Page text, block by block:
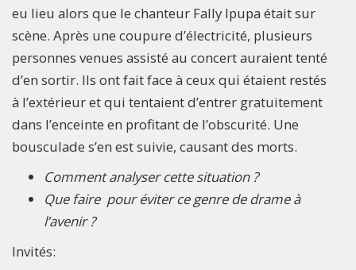
eu lieu alors que le chanteur Fally Ipupa était sur
scène. Après une coupure d’électricité, plusieurs
personnes venues assisté au concert auraient tenté
d’en sortir. Ils ont fait face à ceux qui étaient restés
à l’extérieur et qui tentaient d’entrer gratuitement
dans l’enceinte en profitant de l’obscurité. Une
bousculade s’en est suivie, causant des morts.
Comment analyser cette situation?
Que faire pour éviter ce genre de drameà
l’avenir ?
Invités: